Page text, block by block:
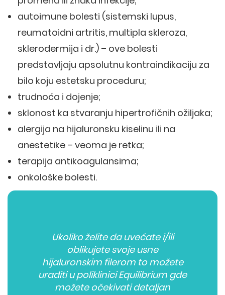
autoimune bolesti (sistemski lupus,
reumatoidni artritis, multipla skleroza,
sklerodermija i dr.) – ove bolesti
predstavljaju apsolutnu kontraindikaciju za
bilo koju estetsku proceduru;
trudnoća i dojenje;
sklonost ka stvaranju hipertrofičnih ožiljaka;
alergija na hijaluronsku kiselinu ili na
anestetike – veoma je retka;
terapija antikoagulansima;
onkološke bolesti.
Ukoliko želite da uvećate i/ili
oblikujete svoje usne
hijaluronskim filerom to možete
uraditi u poliklinici Equilibrium gde
možete očekivati detaljan